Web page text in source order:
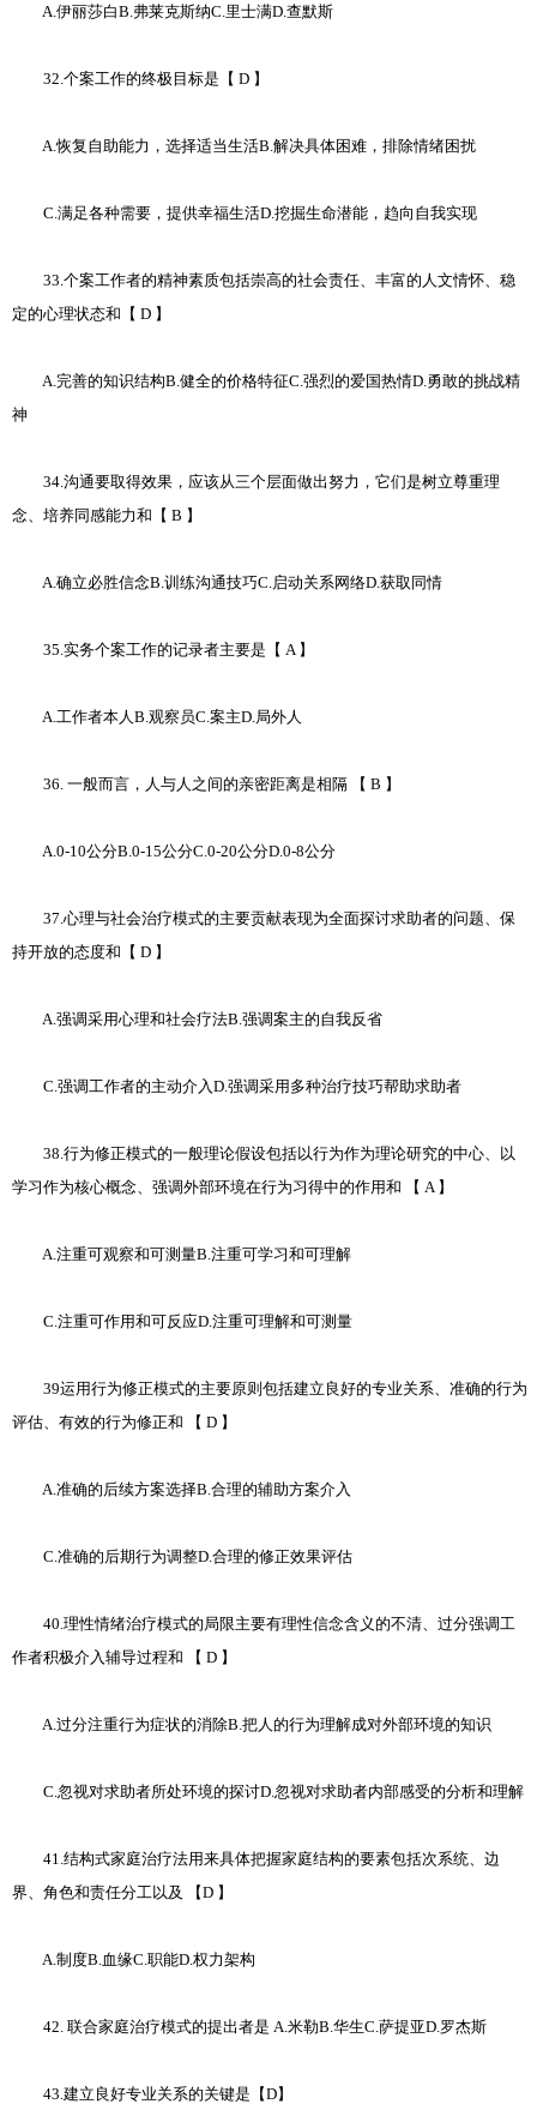
A.伊丽莎白B.弗莱克斯纳C.里士满D.查默斯
32.个案工作的终极目标是【 D 】
A.恢复自助能力，选择适当生活B.解决具体困难，排除情绪困扰
C.满足各种需要，提供幸福生活D.挖掘生命潜能，趋向自我实现
33.个案工作者的精神素质包括崇高的社会责任、丰富的人文情怀、稳
定的心理状态和【 D 】
A.完善的知识结构B.健全的价格特征C.强烈的爱国热情D.勇敢的挑战精
神
34.沟通要取得效果，应该从三个层面做出努力，它们是树立尊重理
念、培养同感能力和【 B 】
A.确立必胜信念B.训练沟通技巧C.启动关系网络D.获取同情
35.实务个案工作的记录者主要是【 A 】
A.工作者本人B.观察员C.案主D.局外人
36. 一般而言，人与人之间的亲密距离是相隔 【 B 】
A.0-10公分B.0-15公分C.0-20公分D.0-8公分
37.心理与社会治疗模式的主要贡献表现为全面探讨求助者的问题、保
持开放的态度和【 D 】
A.强调采用心理和社会疗法B.强调案主的自我反省
C.强调工作者的主动介入D.强调采用多种治疗技巧帮助求助者
38.行为修正模式的一般理论假设包括以行为作为理论研究的中心、以
学习作为核心概念、强调外部环境在行为习得中的作用和 【 A 】
A.注重可观察和可测量B.注重可学习和可理解
C.注重可作用和可反应D.注重可理解和可测量
39运用行为修正模式的主要原则包括建立良好的专业关系、准确的行为
评估、有效的行为修正和 【 D 】
A.准确的后续方案选择B.合理的辅助方案介入
C.准确的后期行为调整D.合理的修正效果评估
40.理性情绪治疗模式的局限主要有理性信念含义的不清、过分强调工
作者积极介入辅导过程和 【 D 】
A.过分注重行为症状的消除B.把人的行为理解成对外部环境的知识
C.忽视对求助者所处环境的探讨D.忽视对求助者内部感受的分析和理解
41.结构式家庭治疗法用来具体把握家庭结构的要素包括次系统、边
界、角色和责任分工以及 【D 】
A.制度B.血缘C.职能D.权力架构
42. 联合家庭治疗模式的提出者是 A.米勒B.华生C.萨提亚D.罗杰斯
43.建立良好专业关系的关键是【D】